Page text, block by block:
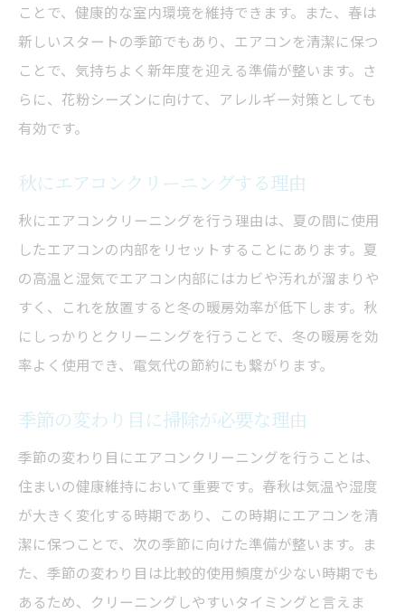
ことで、健康的な室内環境を維持できます。また、春は
新しいスタートの季節でもあり、エアコンを清潔に保つ
ことで、気持ちよく新年度を迎える準備が整います。さ
らに、花粉シーズンに向けて、アレルギー対策としても
有効です。
秋にエアコンクリーニングする理由
秋にエアコンクリーニングを行う理由は、夏の間に使用
したエアコンの内部をリセットすることにあります。夏
の高温と湿気でエアコン内部にはカビや汚れが溜まりや
すく、これを放置すると冬の暖房効率が低下します。秋
にしっかりとクリーニングを行うことで、冬の暖房を効
率よく使用でき、電気代の節約にも繋がります。
季節の変わり目に掃除が必要な理由
季節の変わり目にエアコンクリーニングを行うことは、
住まいの健康維持において重要です。春秋は気温や湿度
が大きく変化する時期であり、この時期にエアコンを清
潔に保つことで、次の季節に向けた準備が整います。ま
た、季節の変わり目は比較的使用頻度が少ない時期でも
あるため、クリーニングしやすいタイミングと言えま